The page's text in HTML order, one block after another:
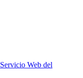
Servicio Web del